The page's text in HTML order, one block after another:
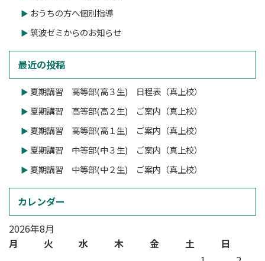
おうちの方へ個別指導
筑波ゼミからのお知らせ
最近の投稿
夏期講習 高等部(高３生) 日程表（真上校）
夏期講習 高等部(高２生) ご案内（真上校）
夏期講習 高等部(高１生) ご案内（真上校）
夏期講習 中等部(中３生) ご案内（真上校）
夏期講習 中等部(中２生) ご案内（真上校）
カレンダー
2026年8月
月
火 水 木 金 土
日